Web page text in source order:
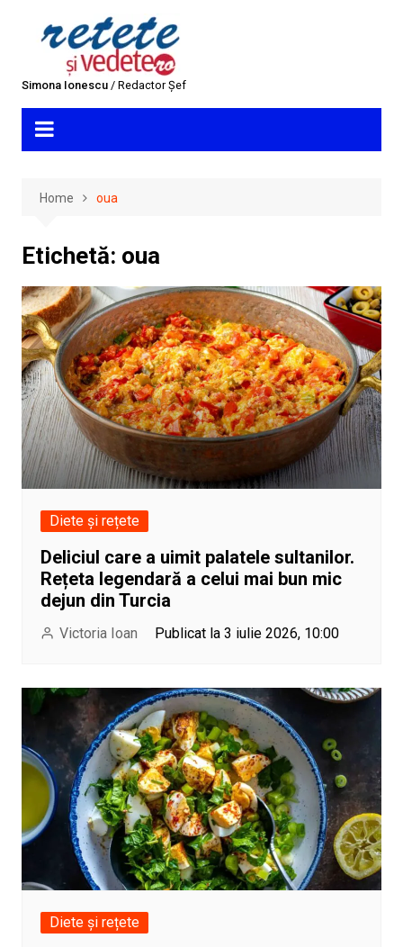
Simona Ionescu/ Redactor Șef
Home oua
Etichetă: oua
Diete și rețete
Deliciul care a uimit palatele sultanilor.
Rețeta legendară a celui mai bun mic
dejun din Turcia
Victoria Ioan Publicat la 3 iulie 2026, 10:00
Diete și rețete